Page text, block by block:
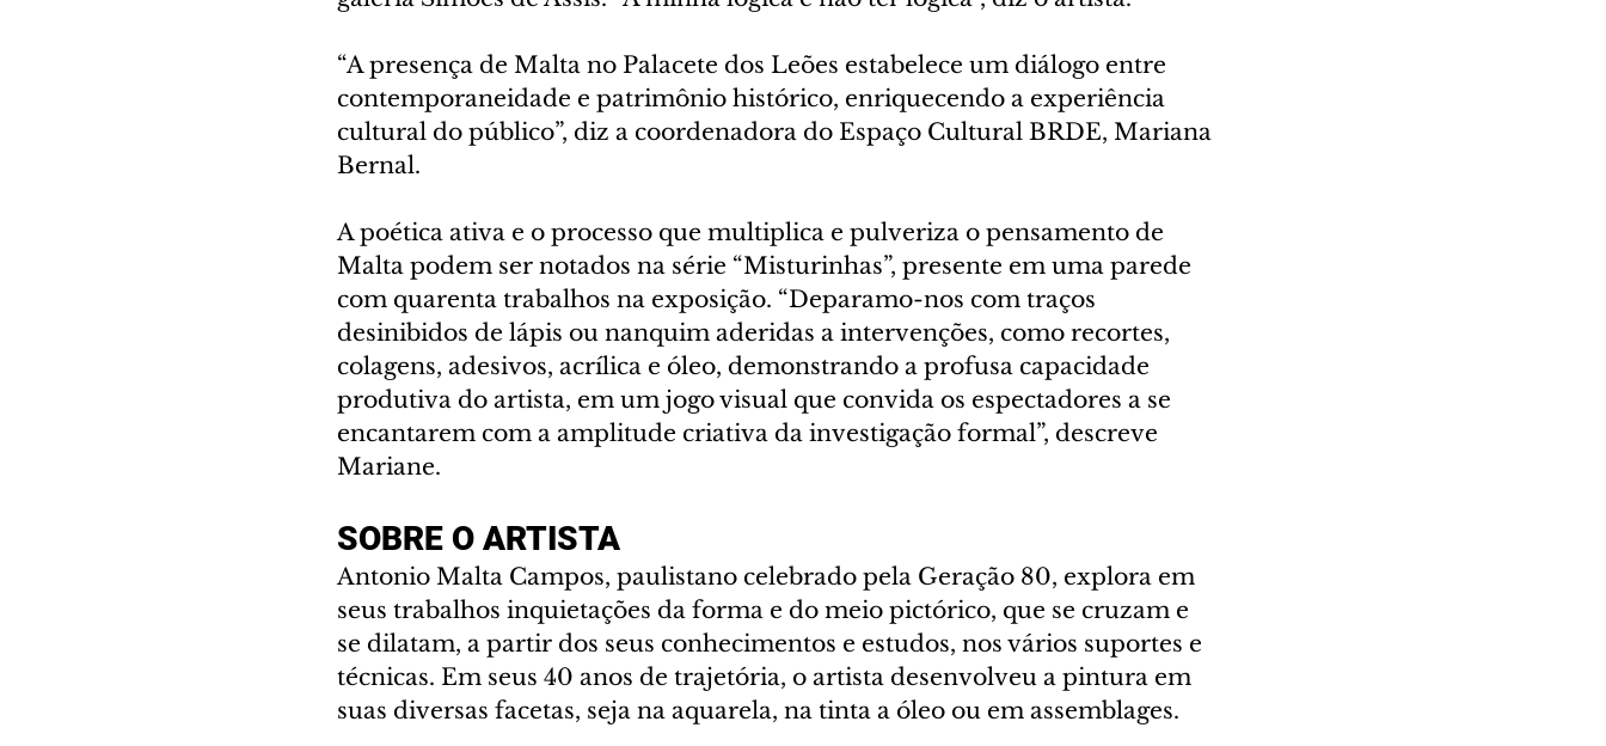
“A presença de Malta no Palacete dos Leões estabelece um diálogo entre
contemporaneidade e patrimônio histórico, enriquecendo a experiência
cultural do público”, diz a coordenadora do Espaço Cultural BRDE, Mariana
Bernal.
A poética ativa e o processo que multiplica e pulveriza o pensamento de
Malta podem ser notados na série “Misturinhas”, presente em uma parede
com quarenta trabalhos na exposição. “Deparamo-nos com traços
desinibidos de lápis ou nanquim aderidas a intervenções, como recortes,
colagens, adesivos, acrílica e óleo, demonstrando a profusa capacidade
produtiva do artista, em um jogo visual que convida os espectadores a se
encantarem com a amplitude criativa da investigação formal”, descreve
Mariane.
SOBRE O ARTISTA
Antonio Malta Campos, paulistano celebrado pela Geração 80, explora em
seus trabalhos inquietações da forma e do meio pictórico, que se cruzam e
se dilatam, a partir dos seus conhecimentos e estudos, nos vários suportes e
técnicas. Em seus 40 anos de trajetória, o artista desenvolveu a pintura em
suas diversas facetas, seja na aquarela, na tinta a óleo ou em assemblages.